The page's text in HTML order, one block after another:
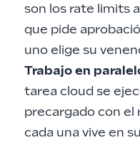
son los rate limits
que pide
uno elige su
Trabajo en
tarea cloud se
precargado con el
cada una vive en